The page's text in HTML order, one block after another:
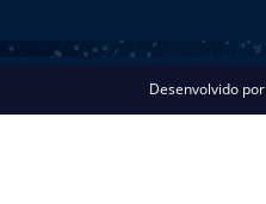
Desenvolvido por